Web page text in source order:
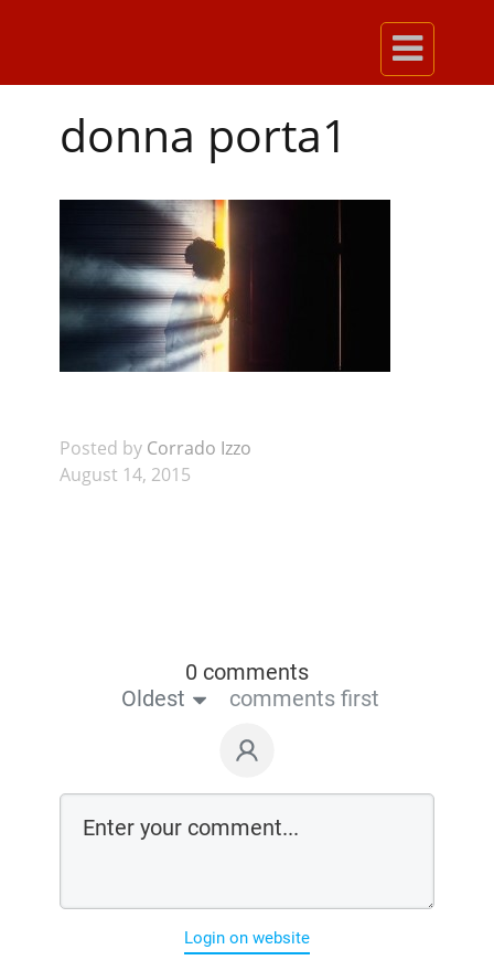

donna porta1
Posted by Corrado Izzo
August 14, 2015
0 comments
Oldest
comments first
Login on website